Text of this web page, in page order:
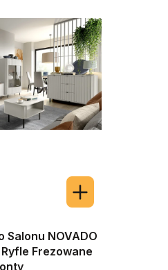
Salonu NOVADO
Frezowane